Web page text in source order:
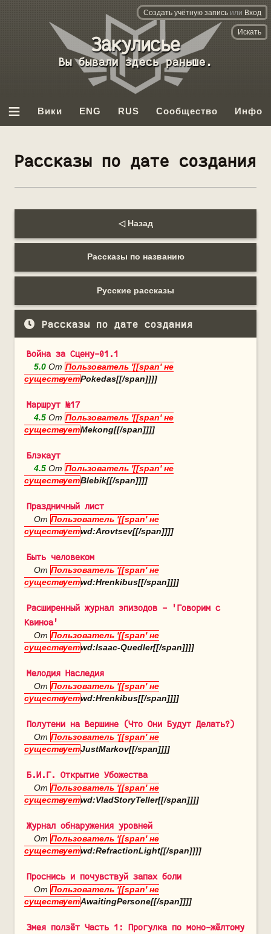
База
данных
Backrooms
Вы бывали здесь раньше.
≡ Вики ENG RUS Сообщество Инфо
Создать учётную запись или Вход
Рассказы по дате создания
◁ Назад
Рассказы по названию
Русские рассказы
Рассказы по дате создания
Война за Сцену-01.1
5.0 От Пользователь '[[span' не
существуетPokedas[[/span]]]]
Маршрут №17
4.5 От Пользователь '[[span' не
существуетMekong[[/span]]]]
Блэкаут
4.5 От Пользователь '[[span' не
существуетBlebik[[/span]]]]
Праздничный лист
От Пользователь '[[span' не
существуетwd:Arovtsev[[/span]]]]
Быть человеком
От Пользователь '[[span' не
существуетwd:Hrenkibus[[/span]]]]
Расширенный журнал эпизодов - 'Говорим с
Квиноа'
От Пользователь '[[span' не
существуетwd:Isaac-Quedler[[/span]]]]
Мелодия Наследия
От Пользователь '[[span' не
существуетwd:Hrenkibus[[/span]]]]
Полутени на Вершине (Что Они Будут Делать?)
От Пользователь '[[span' не
существуетJustMarkov[[/span]]]]
Б.И.Г. Открытие Убожества
От Пользователь '[[span' не
существуетwd:VladStoryTeller[[/span]]]]
Журнал обнаружения уровней
От Пользователь '[[span' не
существуетwd:RefractionLight[[/span]]]]
Проснись и почувствуй запах боли
От Пользователь '[[span' не
существуетAwaitingPersone[[/span]]]]
Змея ползёт Часть 1: Прогулка по моно-жёлтому